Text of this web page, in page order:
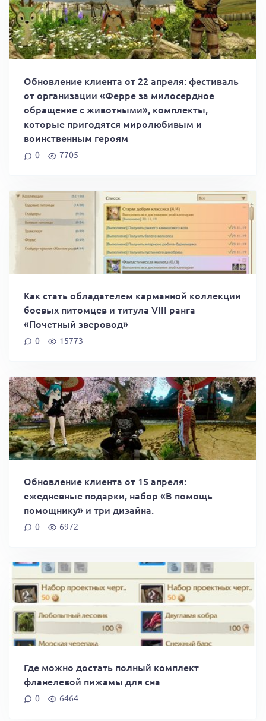
Обновление клиента от 22 апреля: фестиваль
от организации «Ферре за милосердное
обращение с животными», комплекты,
которые пригодятся миролюбивым и
воинственным героям
0 7705
Как стать обладателем карманной коллекции
боевых питомцев и титула VIII ранга
«Почетный зверовод»
0 15773
Обновление клиента от 15 апреля:
ежедневные подарки, набор «В помощь
помощнику» и три дизайна.
0 6972
Где можно достать полный комплект
фланелевой пижамы для сна
0 6464